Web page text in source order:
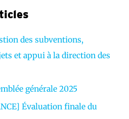
des subventions,
et appui à la direction des
générale 2025
Évaluation finale du